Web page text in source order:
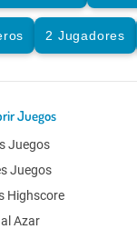
2 Jugadores
Juegos
Juegos
Juegos
Highscore
Azar